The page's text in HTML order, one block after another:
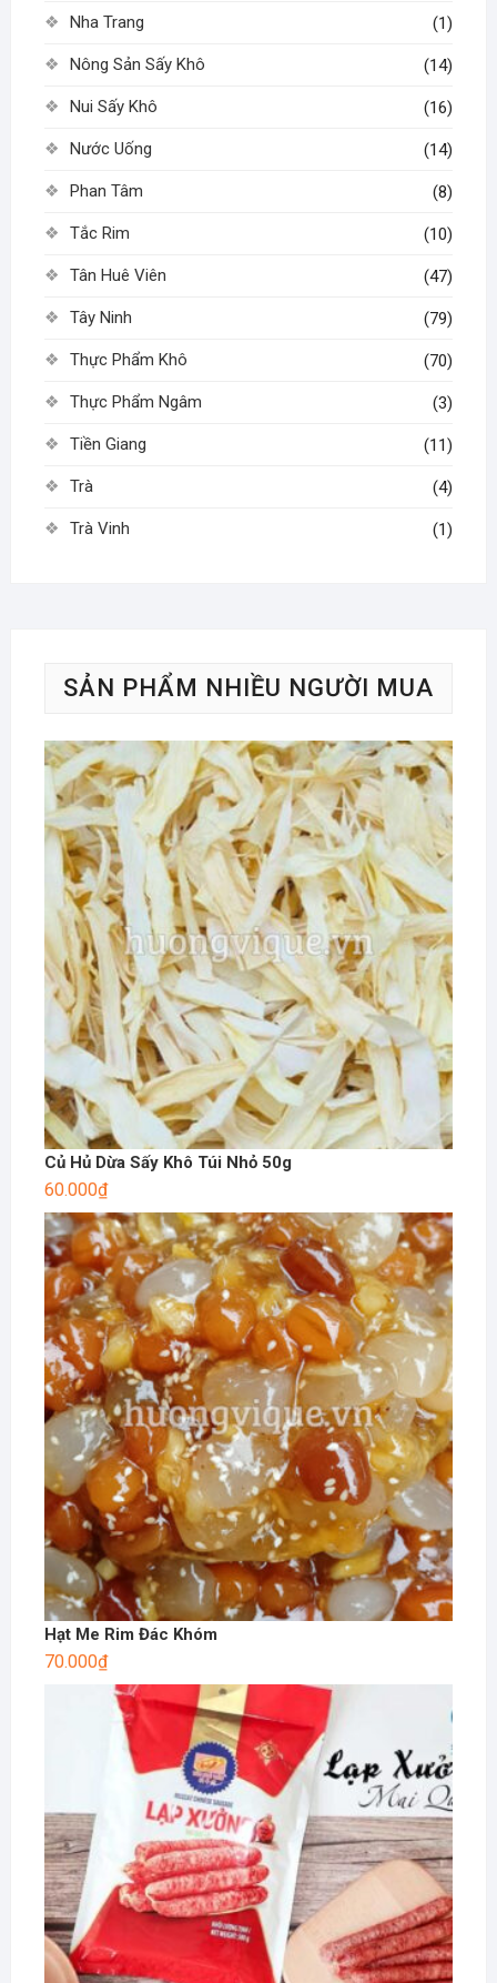
Nha Trang (1)
Nông Sản Sấy Khô (14)
Nui Sấy Khô (16)
Nước Uống (14)
Phan Tâm (8)
Tắc Rim (10)
Tân Huê Viên (47)
Tây Ninh (79)
Thực Phẩm Khô (70)
Thực Phẩm Ngâm (3)
Tiền Giang (11)
Trà (4)
Trà Vinh (1)
SẢN PHẨM NHIỀU NGƯỜI MUA
Củ Hủ Dừa Sấy Khô Túi Nhỏ 50g
60.000₫
Hạt Me Rim Đác Khóm
70.000₫